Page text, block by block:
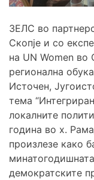
ЗЕЛС во
Скопје и со
на UN Women во
регионална
Источен,
тема
локалните
година во х.
произлезе како
демократските